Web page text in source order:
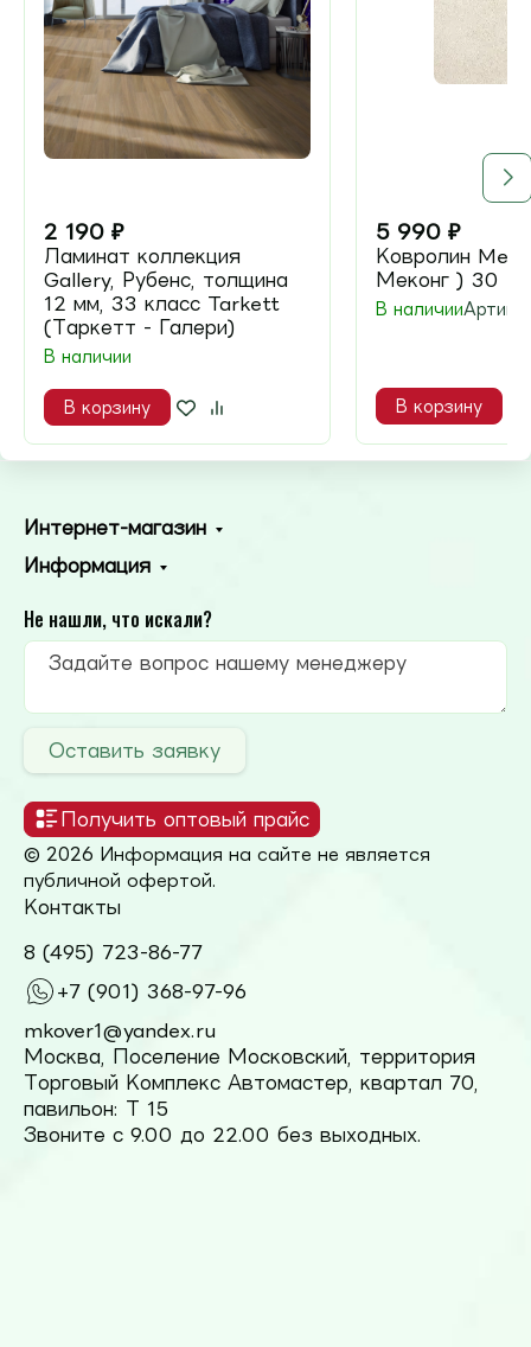
2 190 ₽
Ламинат коллекция
Gallery, Рубенс, толщина
12 мм, 33 класс Tarkett
(Таркетт - Галери)
В наличии
В корзину
5 990 ₽
Ковролин
Меконг ) 30
В наличии
В корзину
Интернет-магазин
Информация
Не нашли, что искали?
Оставить заявку
Получить оптовый прайс
© 2026 Информация на сайте не является
публичной офертой.
Контакты
8 (495) 723-86-77
+7 (901) 368-97-96
mkover1@yandex.ru
Москва, Поселение Московский, территория
Торговый Комплекс Автомастер, квартал 70,
павильон: Т 15
Звоните с 9.00 до 22.00 без выходных.